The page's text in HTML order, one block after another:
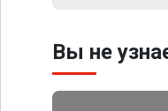
Вы не